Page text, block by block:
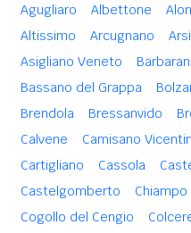
Agugliaro Albettone
Altissimo
Arcugnano
Asigliano Veneto
Bassano del Grappa
Brendola
Bressanvido
Calvene
Camisano
Cartigliano
Cassola
Castelgomberto
Chiampo
Cogollo del Cengio